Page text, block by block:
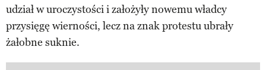
udział w uroczystości i założyły nowemu władcy
przysięgę wierności, lecz na znak protestu ubrały
żałobne suknie.